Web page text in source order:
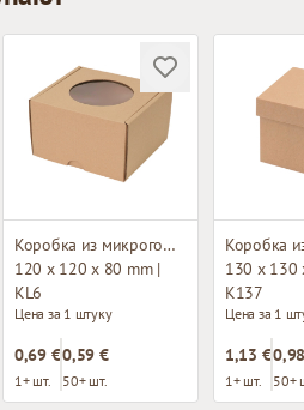
Коробка из микрогофрокартона с окном
120 x 120 x 80 mm |
KL6
Цена за 1 штуку
0,69 €
1+ шт.
0,59 €
50+ шт.
130 x 130
K137
Цена за 1
1,13 €
1+ шт. 50+